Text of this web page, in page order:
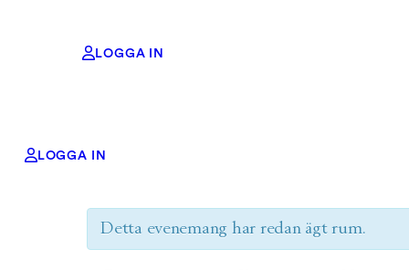
LOGGA IN
LOGGA IN
Detta evenemang har redan ägt rum.